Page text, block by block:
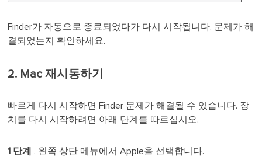
Finder가 자동으로 종료되었다가 다시 시작됩니다. 문제가 해
결되었는지 확인하세요.
2. Mac 재시동하기
빠르게 다시 시작하면 Finder 문제가 해결될 수 있습니다. 장
치를 다시 시작하려면 아래 단계를 따르십시오.
1 단계 . 왼쪽 상단 메뉴에서 Apple을 선택합니다.